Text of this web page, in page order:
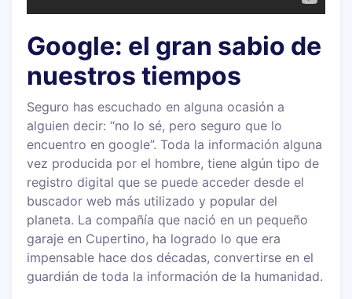
Google: el gran sabio de
nuestros tiempos
Seguro has escuchado en alguna ocasión a
alguien decir: “no lo sé, pero seguro que lo
encuentro en google”. Toda la información alguna
vez producida por el hombre, tiene algún tipo de
registro digital que se puede acceder desde el
buscador web más utilizado y popular del
planeta. La compañía que nació en un pequeño
garaje en Cupertino, ha logrado lo que era
impensable hace dos décadas, convertirse en el
guardián de toda la información de la humanidad.